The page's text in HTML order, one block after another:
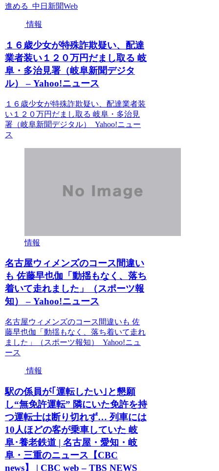
進める 中日新聞Web
情報
１６歳少女が特殊詐欺疑い、配達
業者装い１２０万円だまし取る 岐
阜・多治見署（岐阜新聞デジタ
ル） – Yahoo!ニュース
１６歳少女が特殊詐欺疑い、配達業者装
い１２０万円だまし取る 岐阜・多治見
署（岐阜新聞デジタル） Yahoo!ニュー
ス
情報
名古屋ウィメンズのコース間違い
も 佐藤早也伽「動揺もなく、落ち
着いて走れました」（スポーツ報
知） – Yahoo!ニュース
名古屋ウィメンズのコース間違いも 佐
藤早也伽「動揺もなく、落ち着いて走れ
ました」（スポーツ報知） Yahoo!ニュ
ース
情報
駅の係員が｢運転したい｣と懇願
し“無免許運転” 隣にいた免許を持
つ運転士は断り切れず… 列車には
10人ほどの客が乗車していた 岐
阜･養老鉄道 | 名古屋・愛知・岐
阜・三重のニュース【CBC
news】 | CBC web – TBS NEWS